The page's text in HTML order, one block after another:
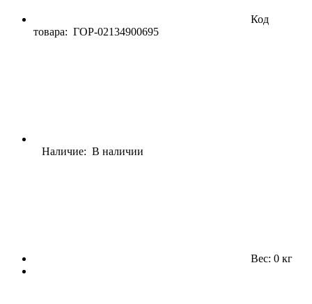
Код
товара: ГОР-02134900695
Наличие: В наличии
Вес: 0 кг